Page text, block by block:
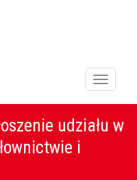
Menu
udziału w
i